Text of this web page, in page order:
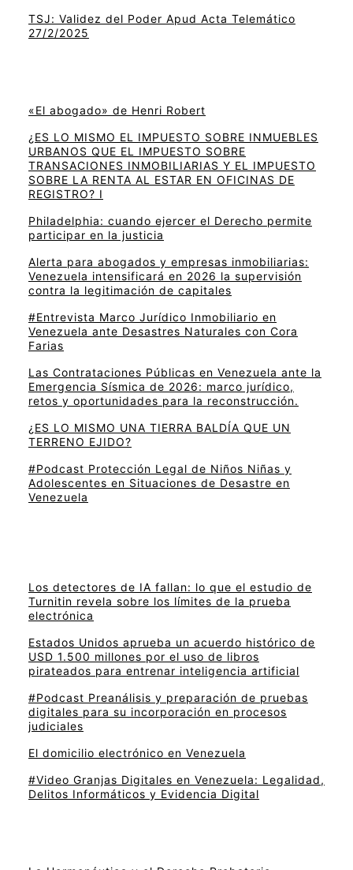
TSJ: Validez del Poder Apud Acta Telemático
27/2/2025
«El abogado» de Henri Robert
¿ES LO MISMO EL IMPUESTO SOBRE INMUEBLES
URBANOS QUE EL IMPUESTO SOBRE
TRANSACIONES INMOBILIARIAS Y EL IMPUESTO
SOBRE LA RENTA AL ESTAR EN OFICINAS DE
REGISTRO? I
Philadelphia: cuando ejercer el Derecho permite
participar en la justicia
Alerta para abogados y empresas inmobiliarias:
Venezuela intensificará en 2026 la supervisión
contra la legitimación de capitales
#Entrevista Marco Jurídico Inmobiliario en
Venezuela ante Desastres Naturales con Cora
Farias
Las Contrataciones Públicas en Venezuela ante la
Emergencia Sísmica de 2026: marco jurídico,
retos y oportunidades para la reconstrucción.
¿ES LO MISMO UNA TIERRA BALDÍA QUE UN
TERRENO EJIDO?
#Podcast Protección Legal de Niños Niñas y
Adolescentes en Situaciones de Desastre en
Venezuela
Los detectores de IA fallan: lo que el estudio de
Turnitin revela sobre los límites de la prueba
electrónica
Estados Unidos aprueba un acuerdo histórico de
USD 1.500 millones por el uso de libros
pirateados para entrenar inteligencia artificial
#Podcast Preanálisis y preparación de pruebas
digitales para su incorporación en procesos
judiciales
El domicilio electrónico en Venezuela
#Video Granjas Digitales en Venezuela: Legalidad,
Delitos Informáticos y Evidencia Digital